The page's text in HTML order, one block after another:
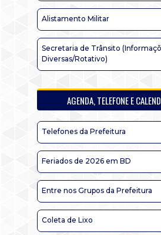
Alistamento Militar
Secretaria de Trânsito
Diversas/Rotativo)
AGENDA, TELEFONE E
Telefones da Prefeitura
Feriados de 2026 em BD
Entre nos Grupos da Prefeitura
Coleta de Lixo